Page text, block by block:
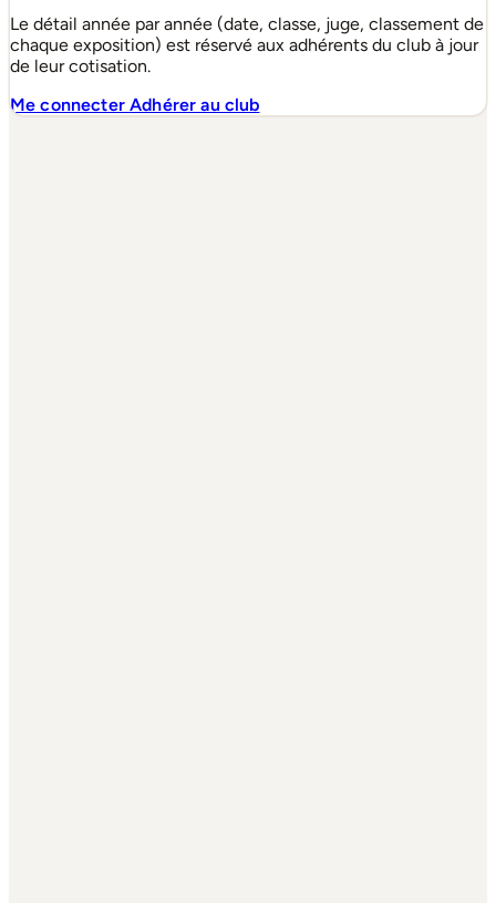
Le détail année par année (date, classe, juge, classement de
chaque exposition) est réservé aux adhérents du club à jour
de leur cotisation.
Me connecterAdhérer au club